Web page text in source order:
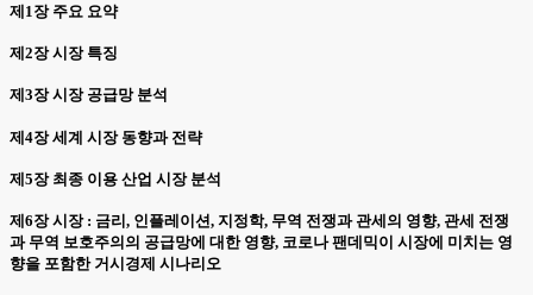
제1장 주요 요약
제2장 시장 특징
제3장 시장 공급망 분석
제4장 세계 시장 동향과 전략
제5장 최종 이용 산업 시장 분석
제6장 시장 : 금리, 인플레이션, 지정학, 무역 전쟁과 관세의 영향, 관세 전쟁
과 무역 보호주의의 공급망에 대한 영향, 코로나 팬데믹이 시장에 미치는 영
향을 포함한 거시경제 시나리오